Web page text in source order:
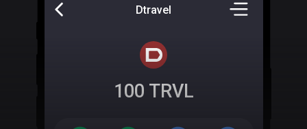
Dtravel
100 TRVL